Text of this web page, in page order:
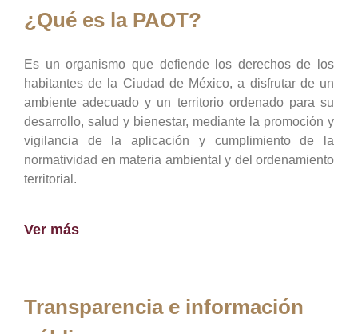
¿Qué es la PAOT?
Es un organismo que defiende los derechos de los
habitantes de la Ciudad de México, a disfrutar de un
ambiente adecuado y un territorio ordenado para su
desarrollo, salud y bienestar, mediante la promoción y
vigilancia de la aplicación y cumplimiento de la
normatividad en materia ambiental y del ordenamiento
territorial.
Ver más
Transparencia e información